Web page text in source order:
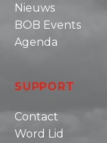
Nieuws
BOB Events
Agenda
SUPPORT
Contact
Word Lid